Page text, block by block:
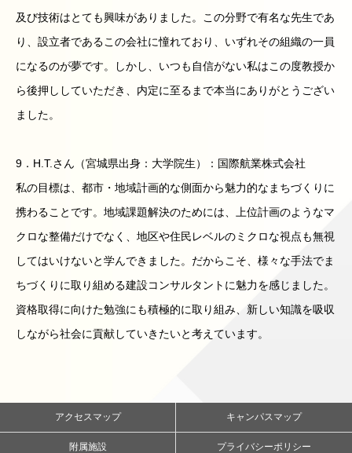
及び技術はとても興味がありました。この分野で有名な先生であ
り、設立者であるこの会社に憧れており、いずれその組織の一員
になるのが夢です。しかし、いつも自信がない私はこの度教授か
ら後押ししていただき、内定に至るまで本当にありがとうござい
ました。
9．H.T.さん（宮城県出身：大学院生）：国際航業株式会社
私の目標は、都市・地域計画的な側面から魅力的なまちづくりに
携わることです。地域課題解決のためには、上位計画のようなマ
クロな整備だけでなく、地区や住民レベルのミクロな視点も無視
してはいけないと学んできました。だからこそ、様々な手法でま
ちづくりに取り組める建設コンサルタントに魅力を感じました。
資格取得に向けた勉強にも積極的に取り組み、新しい知識を吸収
しながら社会に貢献していきたいと考えています。
アクセスマップ キャンパスマップ
附属施設 プライバシーポリシー